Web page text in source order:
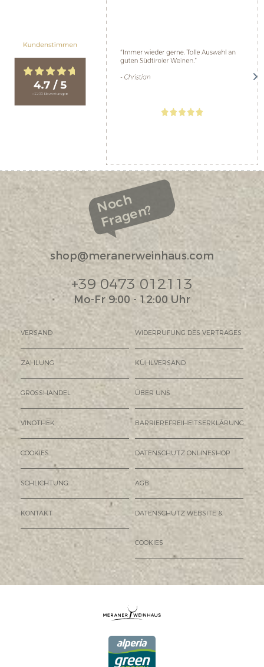
Noch
Fragen?
shop@meranerweinhaus.com
+39 0473 012113
Mo-Fr 9:00 - 12:00 Uhr
VERSAND WIDERRUFUNG DES VERTRAGES
ZAHLUNG KÜHLVERSAND
GROSSHANDEL ÜBER UNS
VINOTHEK BARRIEREFREIHEITSERKLÄRUNG
COOKIES DATENSCHUTZ ONLINESHOP
SCHLICHTUNG AGB
KONTAKT DATENSCHUTZ WEBSITE &
COOKIES